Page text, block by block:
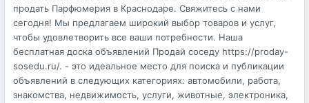
продать Парфюмерия в Краснодаре. Свяжитесь с нами
сегодня! Мы предлагаем широкий выбор товаров и услуг,
чтобы удовлетворить все ваши потребности. Наша
бесплатная доска объявлений Продай соседу https://proday-
sosedu.ru/. - это идеальное место для поиска и публикации
объявлений в следующих категориях: автомобили, работа,
знакомства, недвижимость, услуги, животные, электроника,